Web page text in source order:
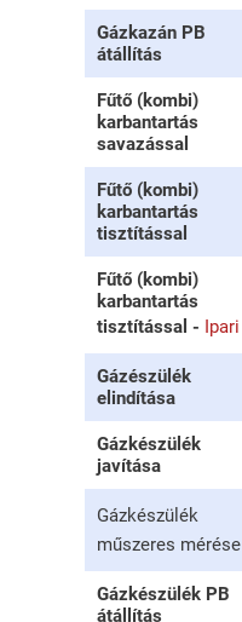
Gázkazán PB
átállítás
Fűtő (kombi)
karbantartás
savazással
Fűtő (kombi)
karbantartás
tisztítással
Fűtő (kombi)
karbantartás
tisztítással - Ipari
Gázészülék
elindítása
Gázkészülék
javítása
Gázkészülék
műszeres mérése
Gázkészülék PB
átállítás